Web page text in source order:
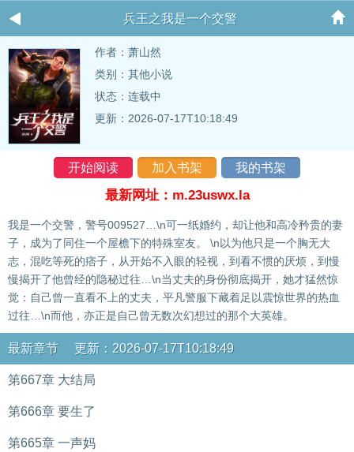
兵王之我是一个交警
作者： 萧山然
类别：其他小说
状态：连载中
更新：2026-07-17T10:18:49
开始阅读 加入书架 我的书架
最新网址：m.23uswx.la
我是一个交警，警号009527…\n可一纸婚约，却让他和高冷矜贵的妻
子，成为了同住一个屋檐下的特殊室友。 \n以为他只是一个胸无大
志，混吃等死的痞子，从开始不入眼的轻视，到看不惯的厌烦，到慢
慢揭开了他曾经的隐秘过往…\n当丈夫的身份彻底揭开，她才猛然惊
觉：自己曾一直看不上的丈夫，平凡警服下藏着足以震惊世界的热血
过往…\n而他，亦正是自己曾无数次幻想过的那个大英雄。
最新章节 更新：2026-07-17T10:18:49
第667章 大结局
第666章 要生了
第665章 一声妈